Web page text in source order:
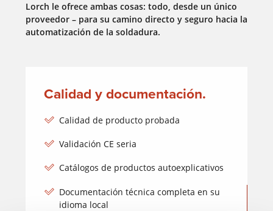
Lorch le ofrece ambas cosas: todo, desde un único
proveedor – para su camino directo y seguro hacia la
automatización de la soldadura.
Calidad y documentación.
Calidad de producto probada
Validación CE seria
Catálogos de productos autoexplicativos
Documentación técnica completa en su
idioma local